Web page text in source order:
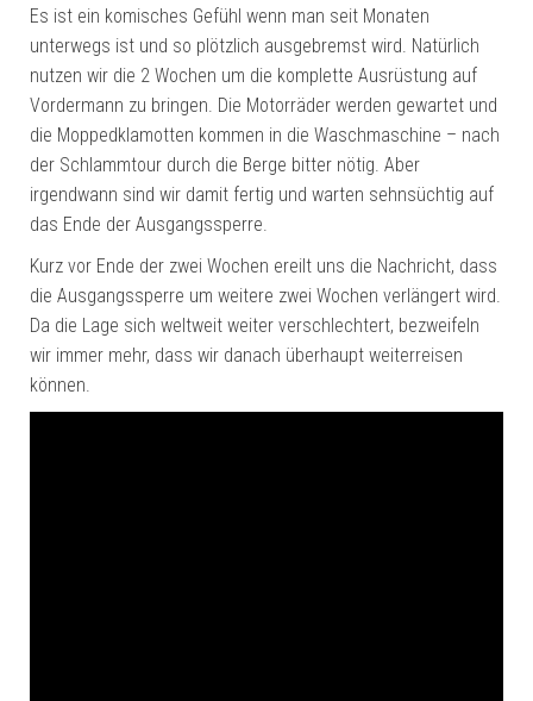
Es ist ein komisches Gefühl wenn man seit Monaten
unterwegs ist und so plötzlich ausgebremst wird. Natürlich
nutzen wir die 2 Wochen um die komplette Ausrüstung auf
Vordermann zu bringen. Die Motorräder werden gewartet und
die Moppedklamotten kommen in die Waschmaschine – nach
der Schlammtour durch die Berge bitter nötig. Aber
irgendwann sind wir damit fertig und warten sehnsüchtig auf
das Ende der Ausgangssperre.
Kurz vor Ende der zwei Wochen ereilt uns die Nachricht, dass
die Ausgangssperre um weitere zwei Wochen verlängert wird.
Da die Lage sich weltweit weiter verschlechtert, bezweifeln
wir immer mehr, dass wir danach überhaupt weiterreisen
können.